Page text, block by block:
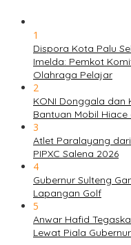
1
Dispora Kota Palu
Imelda: Pemkot
Olahraga Pelajar
2
KONI Donggala dan
Bantuan Mobil
3
Atlet Paralayang
PIPXC Salena 2026
4
Gubernur Sulteng
Lapangan Golf
5
Anwar Hafid
Lewat Piala